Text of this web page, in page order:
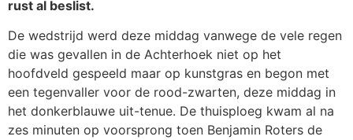
rust al beslist.
De wedstrijd werd deze middag vanwege de vele regen
die was gevallen in de Achterhoek niet op het
hoofdveld gespeeld maar op kunstgras en begon met
een tegenvaller voor de rood-zwarten, deze middag in
het donkerblauwe uit-tenue. De thuisploeg kwam al na
zes minuten op voorsprong toen Benjamin Roters de